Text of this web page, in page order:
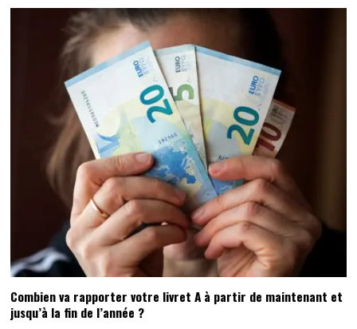
Combien va rapporter votre livret A à partir de maintenant et
jusqu’à la fin de l’année ?